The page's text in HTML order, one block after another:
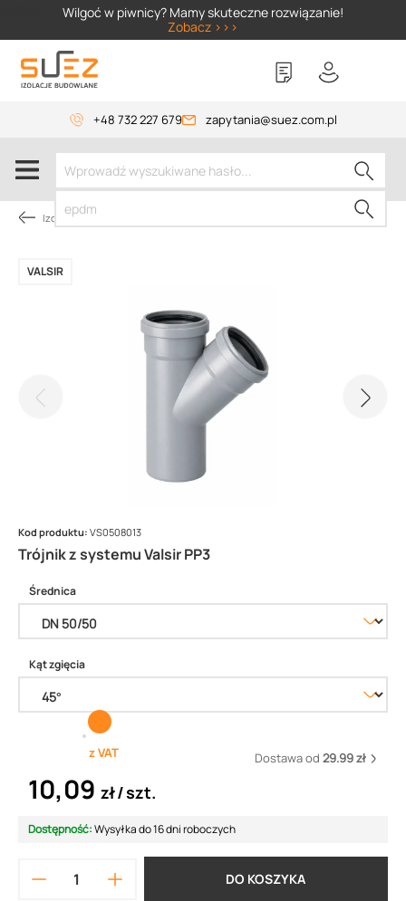
Wilgoć w piwnicy? Mamy skuteczne rozwiązanie!
Zobacz >>>
+48 732 227 679 zapytania@suez.com.pl
Izolacja piwnic od wewnątrz
Trójnik z systemu Valsir PP3
VALSIR
Kod produktu: VS0508013
Średnica
Kąt zgięcia
z VAT Dostawa od 29.99 zł
10,09 zł szt.
Dostępność:Wysyłka do 16 dni roboczych
DO KOSZYKA